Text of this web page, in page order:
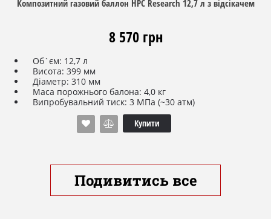
Композитний газовий баллон HPC Research 12,7 л з відсікачем
8 570 грн
Об`єм: 12,7 л
Висота: 399 мм
Діаметр: 310 мм
Маса порожнього балона: 4,0 кг
Випробувальний тиск: 3 МПа (~30 атм)
Робочий тиск: 1,6 МПа (~16 атм)
Тип вентиля: G.5 (G.4) із запобіжним PRV клапаном та
OPD (відсікач)
Купити
Подивитись все